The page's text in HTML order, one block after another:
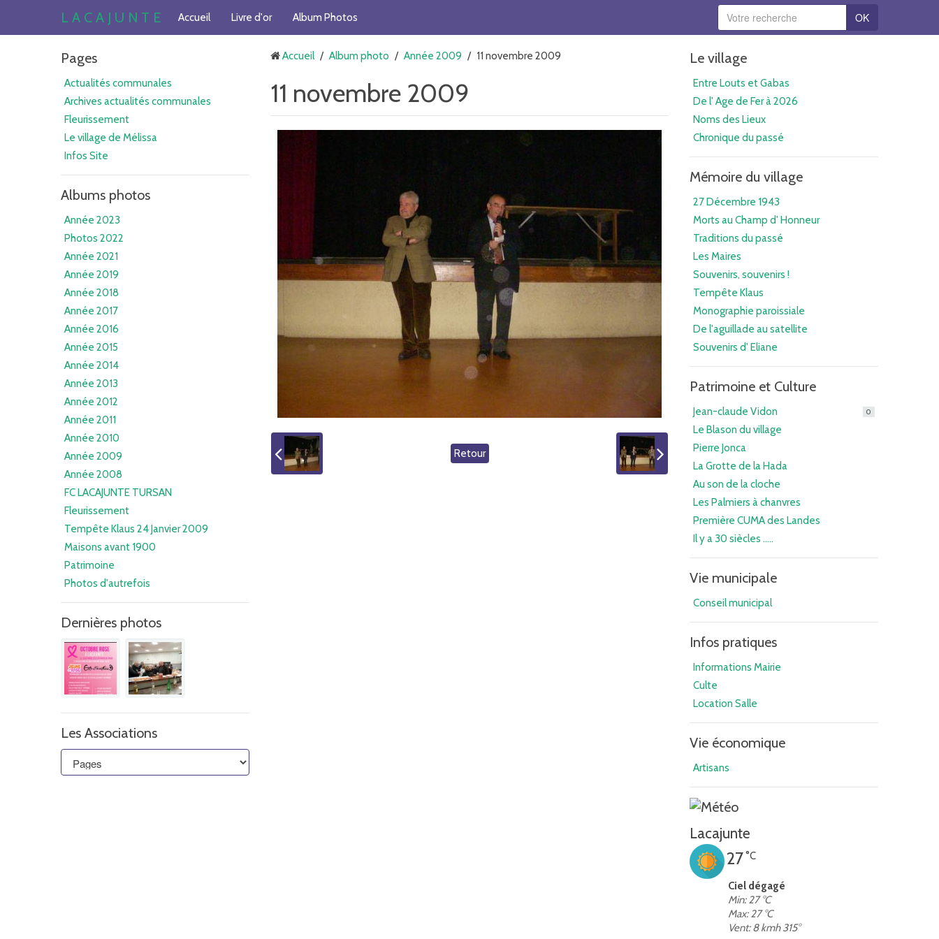
L A C A J U N T E Accueil Livre d'or Album Photos OK
Pages
Actualités communales
Archives actualités communales
Fleurissement
Le village de Mélissa
Infos Site
Albums photos
Année 2023
Photos 2022
Année 2021
Année 2019
Année 2018
Année 2017
Année 2016
Année 2015
Année 2014
Année 2013
Année 2012
Année 2011
Année 2010
Année 2009
Année 2008
FC LACAJUNTE TURSAN
Fleurissement
Tempête Klaus 24 Janvier 2009
Maisons avant 1900
Patrimoine
Photos d'autrefois
Dernières photos
Les Associations
Accueil / Album photo / Année 2009 / 11 novembre 2009
11 novembre 2009
Retour
Le village
Entre Louts et Gabas
De l' Age de Fer à 2026
Noms des Lieux
Chronique du passé
Mémoire du village
27 Décembre 1943
Morts au Champ d' Honneur
Traditions du passé
Les Maires
Souvenirs, souvenirs !
Tempête Klaus
Monographie paroissiale
De l'aguillade au satellite
Souvenirs d' Eliane
Patrimoine et Culture
Jean-claude Vidon 0
Le Blason du village
Pierre Jonca
La Grotte de la Hada
Au son de la cloche
Les Palmiers à chanvres
Première CUMA des Landes
Il y a 30 siècles .....
Vie municipale
Conseil municipal
Infos pratiques
Informations Mairie
Culte
Location Salle
Vie économique
Artisans
Lacajunte
27°C
Ciel dégagé
Min: 27 °C
Max: 27 °C
Vent: 8 kmh 315°